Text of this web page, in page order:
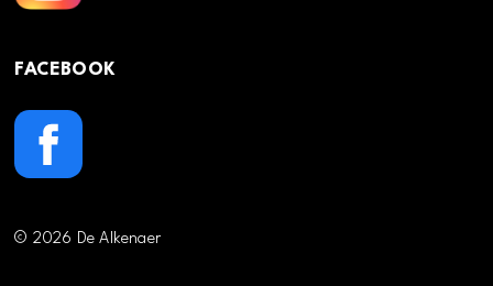
FACEBOOK
© 2026 De Alkenaer